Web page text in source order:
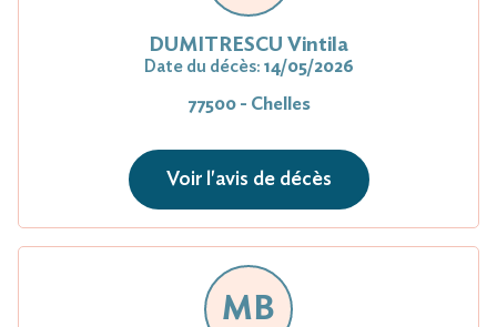
DUMITRESCU Vintila
Date du décès: 14/05/2026
77500 - Chelles
Voir l'avis de décès
MB